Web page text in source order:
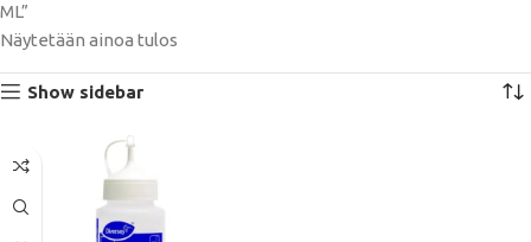
ML”
Näytetään ainoa tulos
Show sidebar